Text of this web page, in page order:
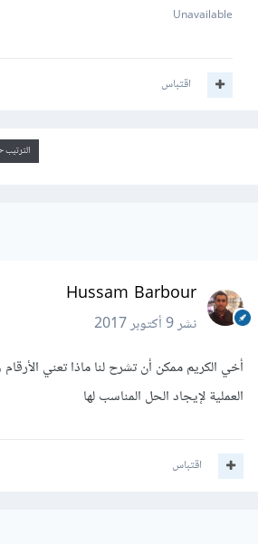
Unavailable
اقتباس
الترتيب
Hussam Barbour
نشر9 أكتوبر 2017
أخي الكريم ممكن أن تشرح لنا ماذا تعني
العملية لإيجاد الحل المناسب لها
اقتباس